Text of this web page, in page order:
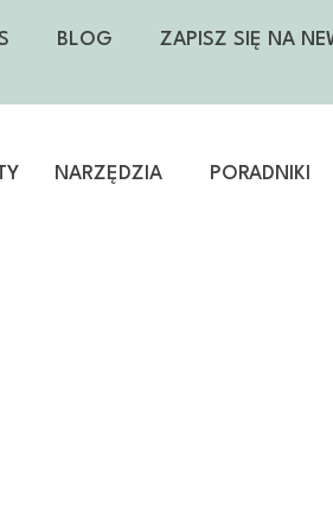
BLOG ZAPISZ SIĘ NA
NARZĘDZIA PORADNIKI